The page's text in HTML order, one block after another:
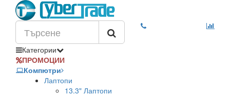
Категории
ПРОМОЦИИ
Компютри
Лаптопи
13.3" Лаптопи